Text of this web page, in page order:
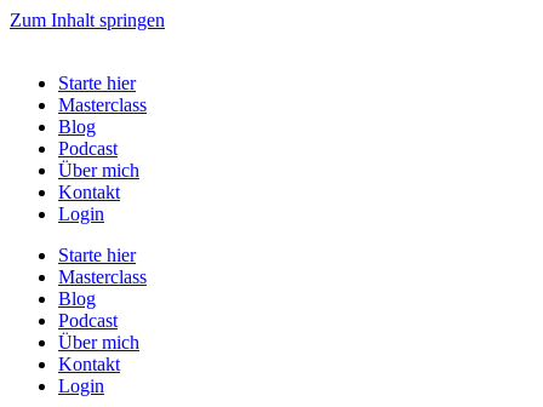
Zum Inhalt springen
Starte hier
Masterclass
Blog
Podcast
Über mich
Kontakt
Login
Starte hier
Masterclass
Blog
Podcast
Über mich
Kontakt
Login